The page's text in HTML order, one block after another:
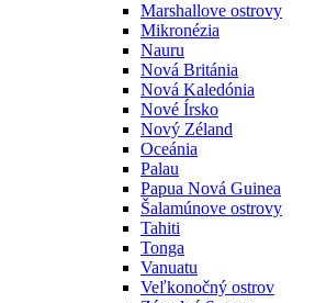
Marshallove ostrovy
Mikronézia
Nauru
Nová Británia
Nová Kaledónia
Nové Írsko
Nový Zéland
Oceánia
Palau
Papua Nová Guinea
Šalamúnove ostrovy
Tahiti
Tonga
Vanuatu
Veľkonočný ostrov